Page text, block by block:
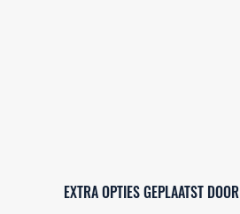
EXTRA OPTIES GEPLAATST